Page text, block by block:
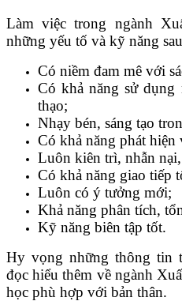
Làm việc trong ngành
những yếu tố và kỹ năng
Có niềm đam mê với
Có khả năng sử
thạo;
Nhạy bén, sáng tạo
Có khả năng phát hiện
Luôn kiên trì, nhẫn
Có khả năng giao tiếp
Luôn có ý tưởng mới;
Khả năng phân tích,
Kỹ năng biên tập tốt.
Hy vọng những thông tin
đọc hiểu thêm về ngành
học phù hợp với bản thân.